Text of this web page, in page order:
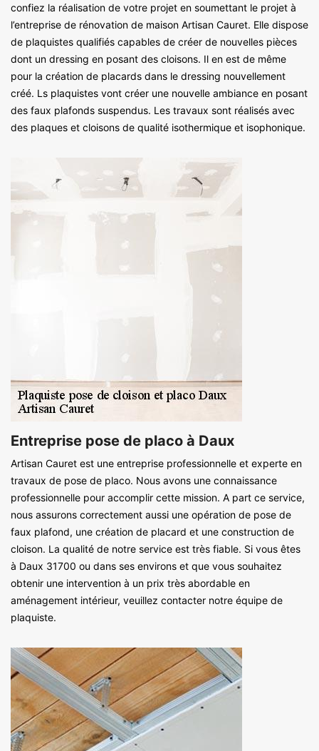
confiez la réalisation de votre projet en soumettant le projet à
l’entreprise de rénovation de maison Artisan Cauret. Elle dispose
de plaquistes qualifiés capables de créer de nouvelles pièces
dont un dressing en posant des cloisons. Il en est de même
pour la création de placards dans le dressing nouvellement
créé. Ls plaquistes vont créer une nouvelle ambiance en posant
des faux plafonds suspendus. Les travaux sont réalisés avec
des plaques et cloisons de qualité isothermique et isophonique.
Entreprise pose de placo à Daux
Artisan Cauret est une entreprise professionnelle et experte en
travaux de pose de placo. Nous avons une connaissance
professionnelle pour accomplir cette mission. A part ce service,
nous assurons correctement aussi une opération de pose de
faux plafond, une création de placard et une construction de
cloison. La qualité de notre service est très fiable. Si vous êtes
à Daux 31700 ou dans ses environs et que vous souhaitez
obtenir une intervention à un prix très abordable en
aménagement intérieur, veuillez contacter notre équipe de
plaquiste.